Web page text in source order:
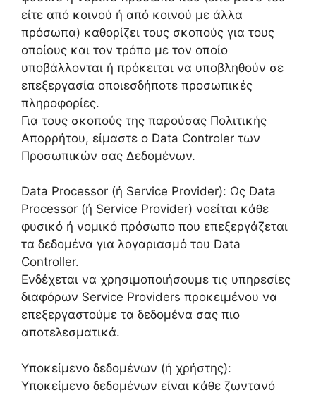
είτε από κοινού ή από κοινού με άλλα
πρόσωπα) καθορίζει τους σκοπούς για τους
οποίους και τον τρόπο με τον οποίο
υποβάλλονται ή πρόκειται να υποβληθούν σε
επεξεργασία οποιεσδήποτε προσωπικές
πληροφορίες.
Για τους σκοπούς της παρούσας Πολιτικής
Απορρήτου, είμαστε o Data Controler των
Προσωπικών σας Δεδομένων.
Data Processor (ή Service Provider): Ως Data
Processor (ή Service Provider) νοείται κάθε
φυσικό ή νομικό πρόσωπο που επεξεργάζεται
τα δεδομένα για λογαριασμό του Data
Controller.
Ενδέχεται να χρησιμοποιήσουμε τις υπηρεσίες
διαφόρων Service Providers προκειμένου να
επεξεργαστούμε τα δεδομένα σας πιο
αποτελεσματικά.
Υποκείμενο δεδομένων (ή χρήστης):
Υποκείμενο δεδομένων είναι κάθε ζωντανό